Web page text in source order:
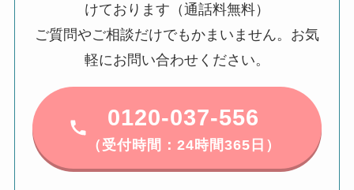
けております（通話料無料）
ご質問やご相談だけでもかまいません。お気
軽にお問い合わせください。
0120-037-556
（受付時間：24時間365日）